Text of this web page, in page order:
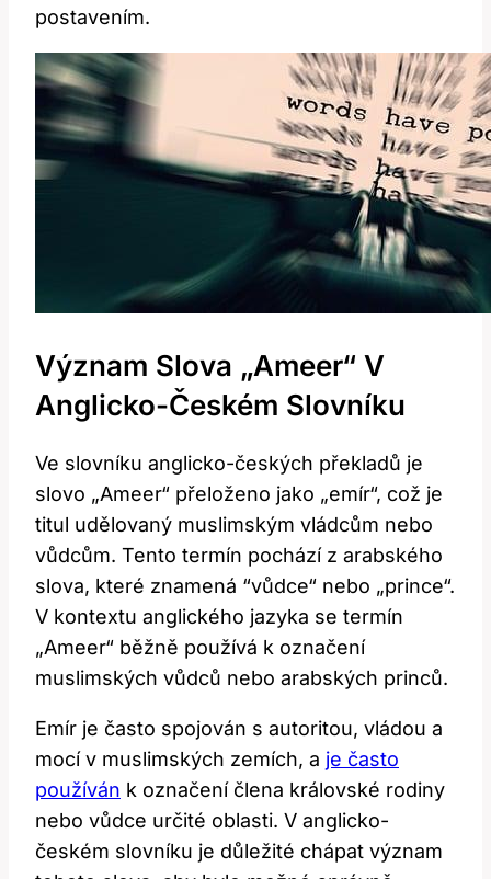
postavením.
Význam Slova „Ameer“ V
Anglicko-Českém Slovníku
Ve slovníku‌ anglicko-českých překladů je
slovo „Ameer“ přeloženo jako „emír“,⁤ což je
titul⁢ udělovaný ‍muslimským vládcům nebo
vůdcům. Tento termín ​pochází z arabského
slova, které ​znamená ⁤“vůdce“ ‍nebo „prince“.
V kontextu anglického jazyka⁢ se ⁤termín⁤
„Ameer“‌ běžně používá k označení
muslimských vůdců nebo ​arabských princů.
Emír je často spojován s autoritou, vládou a
mocí v⁤ muslimských zemích,⁣ a ⁣ je⁤ často
používán k označení člena ‍královské rodiny
nebo ⁢vůdce určité oblasti. V anglicko-
českém slovníku je důležité chápat význam